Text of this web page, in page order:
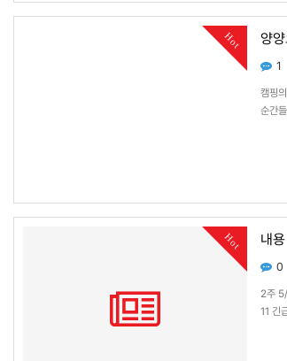
Hot 양
1
캠핑
순간
Hot 내
0
2주
11 긴